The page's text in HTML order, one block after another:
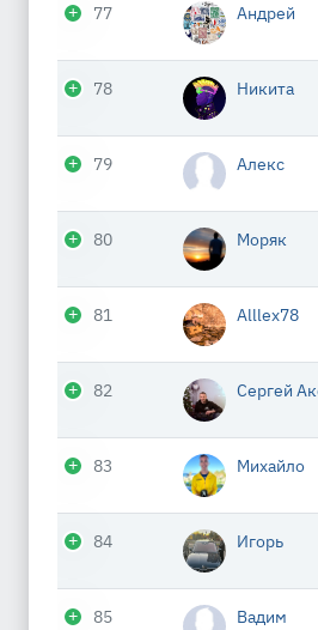
77 Андрей
78 Никита
79 Алекс
80 Моряк
81 Alllex78
82 Сергей
83 Михайло
84 Игорь
85 Вадим